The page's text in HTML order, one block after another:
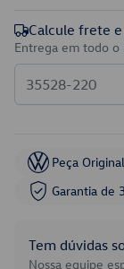
Calcule frete
Entrega em todo o
Peça
Garantia de
Tem dúvidas
Nossa equipe